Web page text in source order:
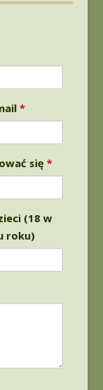
*
się*
(18 w
roku)